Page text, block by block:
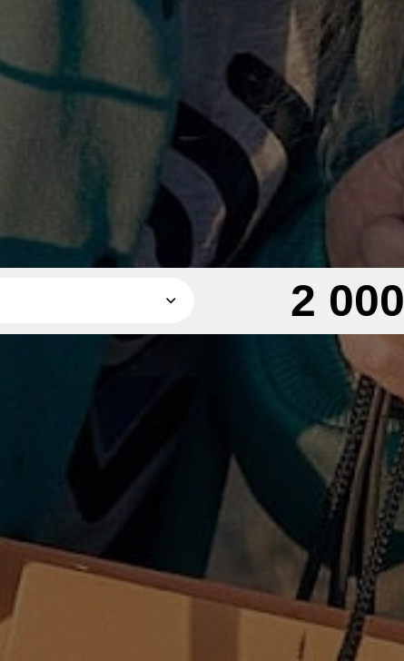
2 000